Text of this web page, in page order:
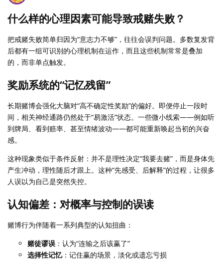
什么样的心理因素可能导致戒赌失败？
把戒赌失败简单归因为“意志力不够”，往往会误判问题。多数复发背
后都有一组可识别的心理机制在运作，而且这些机制常常是叠加
的，而非单点触发。
奖励系统的“记忆残留”
长期赌博会强化大脑对“高不确定性奖励”的偏好。即便停止一段时
间，相关神经通路仍然处于“易激活”状态。一些微小线索——例如听
到牌局、看到赔率、甚至情绪波动——都可能重新唤起当初的兴奋
感。
这种现象类似于条件反射：并不是理性决定“我要去赌”，而是身体先
产生冲动，理性随后才跟上。这种“先感受、后解释”的过程，让很多
人误以为自己是突然失控。
认知偏差：对概率与控制的误读
赌博行为伴随着一系列典型的认知扭曲：
赌徒谬误 ：认为“连输之后该赢了”
选择性记忆：记住赢的场景，淡化或遗忘亏损